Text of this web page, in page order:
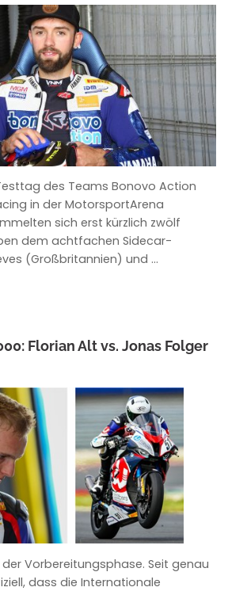
des Teams Bonovo Action
in der MotorsportArena
sich erst kürzlich zwölf
dem achtfachen Sidecar-
(Großbritannien) und …
Florian Alt vs. Jonas Folger
der Vorbereitungsphase. Seit genau
dass die Internationale